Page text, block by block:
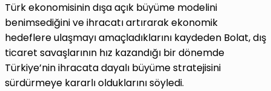
Türk ekonomisinin dışa açık büyüme modelini
benimsediğini ve ihracatı artırarak ekonomik
hedeflere ulaşmayı amaçladıklarını kaydeden Bolat, dış
ticaret savaşlarının hız kazandığı bir dönemde
Türkiye’nin ihracata dayalı büyüme stratejisini
sürdürmeye kararlı olduklarını söyledi.